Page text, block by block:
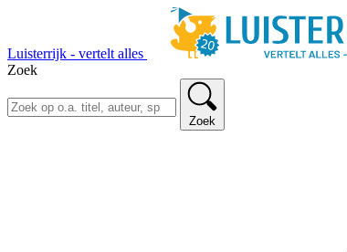
Luisterrijk - vertelt alles
Zoek
Zoek